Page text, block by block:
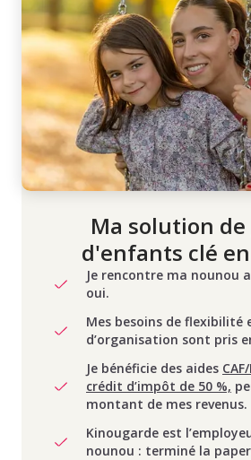
Ma solution de
d'enfants clé
Je rencontre ma nounou
oui.
Mes besoins de flexibilité
d’organisation sont pris
Je bénéficie des aides
crédit d’impôt de 50 %,
montant de mes revenus.
Kinougarde est
nounou : terminé la